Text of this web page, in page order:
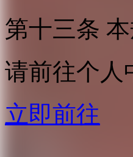
第十三条
请前往个人
立即前往